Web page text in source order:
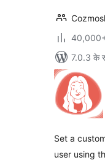
40,000+
7.0.3 के
Set a
user using